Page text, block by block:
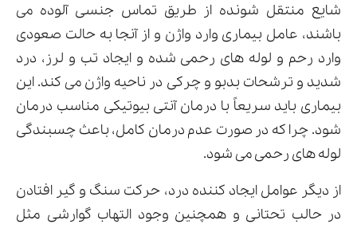
شایع منتقل شونده از طریق تماس جنسی آلوده می
باشند، عامل بیماری وارد واژن و از آنجا به حالت صعودی
وارد رحم و لوله های رحمی شده و ایجاد تب و لرز، درد
شدید و ترشحات بدبو و چرکی در ناحیه واژن می کند. این
بیماری باید سریعاً با درمان آنتی بیوتیکی مناسب درمان
شود. چرا که در صورت عدم درمان کامل، باعث چسبندگی
لوله های رحمی می شود.
از دیگر عوامل ایجاد کننده درد، حرکت سنگ و گیر افتادن
در حالب تحتانی و همچنین وجود التهاب گوارشی مثل